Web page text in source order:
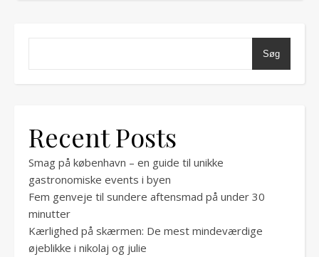
Søg
Recent Posts
Smag på københavn – en guide til unikke
gastronomiske events i byen
Fem genveje til sundere aftensmad på under 30
minutter
Kærlighed på skærmen: De mest mindeværdige
øjeblikke i nikolaj og julie